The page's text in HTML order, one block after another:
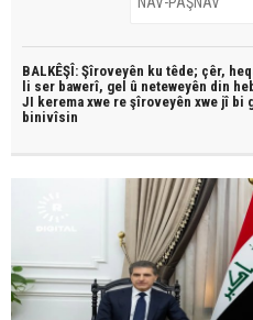
BALKÊŞÎ: Şîroveyên ku têde; çêr,
li ser bawerî, gel û neteweyên din
JI kerema xwe re şîroveyên xwe jî bi
binivîsin